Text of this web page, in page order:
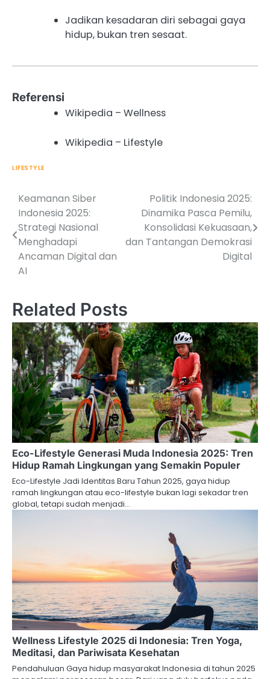
Jadikan kesadaran diri sebagai gaya
hidup, bukan tren sesaat.
Referensi
Wikipedia – Wellness
Wikipedia – Lifestyle
LIFESTYLE
Post
navigation
Keamanan Siber
Indonesia 2025:
Strategi Nasional
Menghadapi
Ancaman Digital dan
AI
Politik Indonesia 2025:
Dinamika Pasca Pemilu,
Konsolidasi Kekuasaan,
dan Tantangan Demokrasi
Digital
Related Posts
Eco-Lifestyle Generasi Muda Indonesia 2025: Tren
Hidup Ramah Lingkungan yang Semakin Populer
Eco-Lifestyle Jadi Identitas Baru Tahun 2025, gaya hidup
ramah lingkungan atau eco-lifestyle bukan lagi sekadar tren
global, tetapi sudah menjadi…
Wellness Lifestyle 2025 di Indonesia: Tren Yoga,
Meditasi, dan Pariwisata Kesehatan
Pendahuluan Gaya hidup masyarakat Indonesia di tahun 2025